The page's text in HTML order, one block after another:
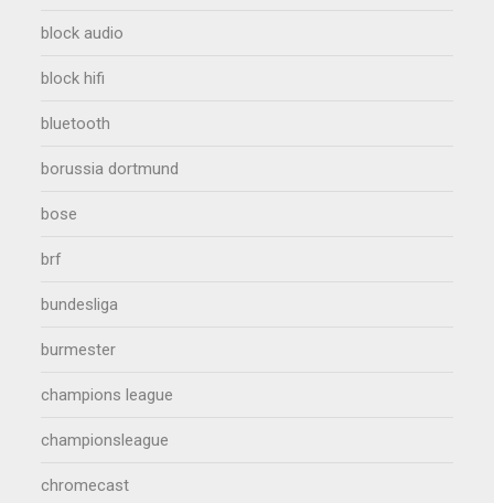
block audio
block hifi
bluetooth
borussia dortmund
bose
brf
bundesliga
burmester
champions league
championsleague
chromecast